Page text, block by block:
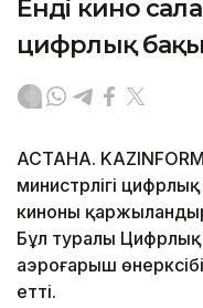
Енді кино
цифрлық
АСТАНА. KAZINFORM
министрлігі
киноны
Бұл туралы Цифрлық
аэроғарыш
етті.